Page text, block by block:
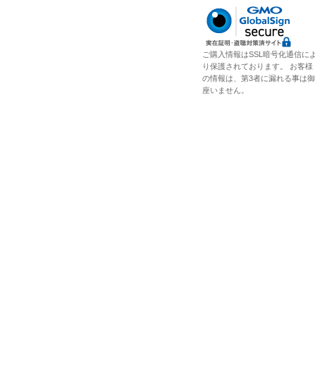
ご購入情報はSSL暗号化通信によ
り保護されております。 お客様
の情報は、第3者に漏れる事は御
座いません。